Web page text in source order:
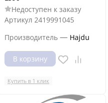
Недоступен к заказу
Артикул 2419991045
Производитель — Hajdu
В корзину
Купить в 1 клик